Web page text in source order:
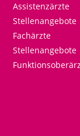
Assistenzärzte
Stellenangebote
Fachärzte
Stellenangebote